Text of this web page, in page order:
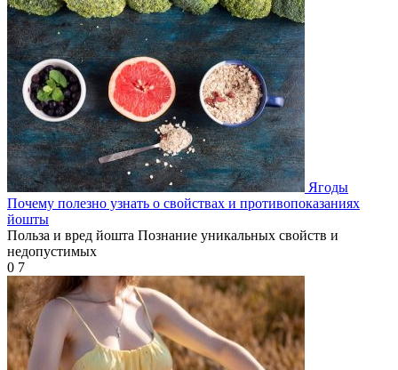
Ягоды
Почему полезно узнать о свойствах и противопоказаниях
йошты
Польза и вред йошта Познание уникальных свойств и
недопустимых
0 7